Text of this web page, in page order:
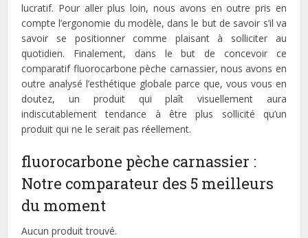
lucratif. Pour aller plus loin, nous avons en outre pris en
compte l’ergonomie du modèle, dans le but de savoir s’il va
savoir se positionner comme plaisant à solliciter au
quotidien. Finalement, dans le but de concevoir ce
comparatif fluorocarbone pèche carnassier, nous avons en
outre analysé l’esthétique globale parce que, vous vous en
doutez, un produit qui plaît visuellement aura
indiscutablement tendance à être plus sollicité qu’un
produit qui ne le serait pas réellement.
fluorocarbone pèche carnassier :
Notre comparateur des 5 meilleurs
du moment
Aucun produit trouvé.